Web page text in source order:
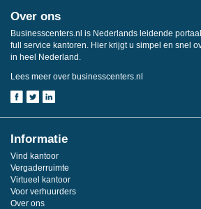
Over ons
Businesscenters.nl is Nederlands leidende
full service kantoren. Hier krijgt u simpel en snel
in heel Nederland.
Lees meer over businesscenters.nl
Informatie
Vind kantoor
Vergaderruimte
Virtueel kantoor
Voor verhuurders
Over ons